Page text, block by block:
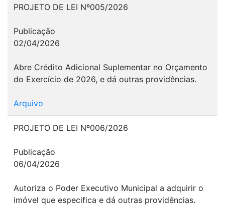
PROJETO DE LEI Nº005/2026
Publicação
02/04/2026
Abre Crédito Adicional Suplementar no Orçamento
do Exercício de 2026, e dá outras providências.
Arquivo
PROJETO DE LEI Nº006/2026
Publicação
06/04/2026
Autoriza o Poder Executivo Municipal a adquirir o
imóvel que especifica e dá outras providências.